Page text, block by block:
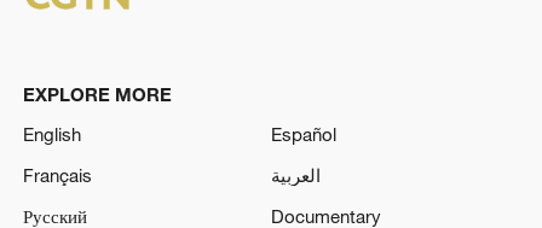
EXPLORE MORE
English
Español
Français
العربية
Русский
Documentary